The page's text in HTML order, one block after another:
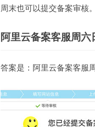
周末也可以提交备案审核。
阿里云备案客服周六
答案是：阿里云备案客服